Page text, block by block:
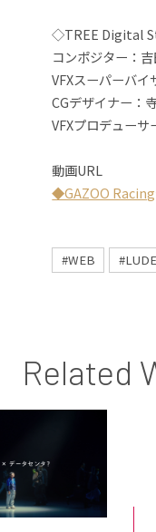
◇TREE Digital
コンポジター：
VFXスーパーバイ
CGデザイナー：
VFXプロデューサ
動画URL
◆GAZOO
#WEB
Related